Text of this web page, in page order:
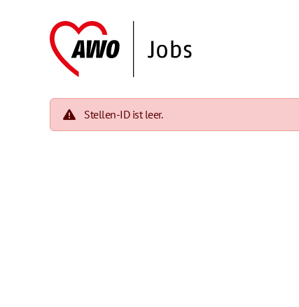
Stellen-ID ist leer.